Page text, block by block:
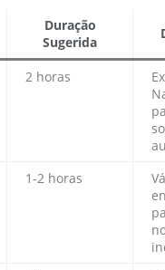
Duração
Sugerida
2 horas
1-2 horas